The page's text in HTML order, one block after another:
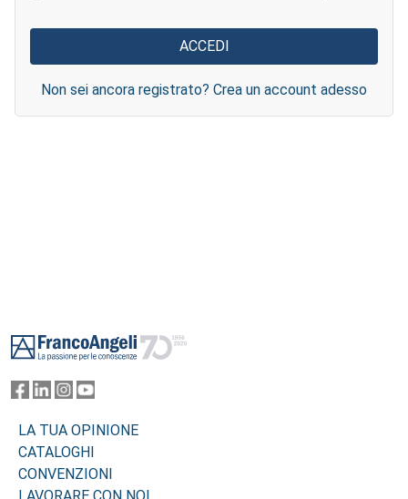
Non sei ancora registrato? Crea un account adesso
LA TUA OPINIONE
CATALOGHI
CONVENZIONI